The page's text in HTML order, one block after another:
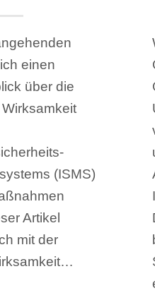
einen
über die
(ISMS)
Artikel
mit der